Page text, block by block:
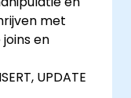
met
en
UPDATE